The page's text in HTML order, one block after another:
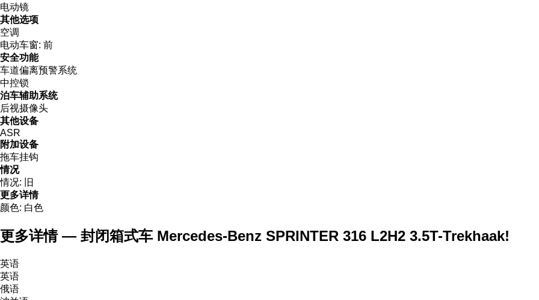
电动镜
其他选项
空调
电动车窗: 前
安全功能
车道偏离预警系统
中控锁
泊车辅助系统
后视摄像头
其他设备
ASR
附加设备
拖车挂钩
情况
情况:
旧
更多详情
颜色: 白色
更多详情 — 封闭箱式车 Mercedes-Benz SPRINTER 316 L2H2 3.5T-Trekhaak!
英语
英语
俄语